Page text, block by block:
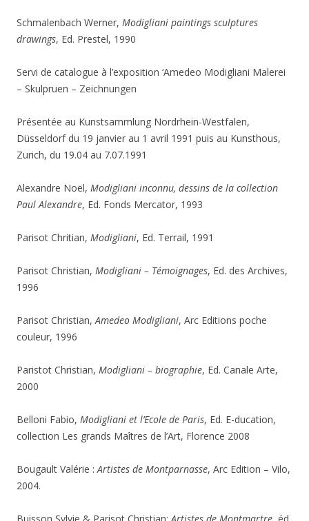
Schmalenbach Werner, Modigliani paintings sculptures
drawings, Ed. Prestel, 1990
Servi de catalogue à l’exposition ‘Amedeo Modigliani Malerei
– Skulpruen – Zeichnungen
Présentée au Kunstsammlung Nordrhein-Westfalen,
Düsseldorf du 19 janvier au 1 avril 1991 puis au Kunsthous,
Zurich, du 19.04 au 7.07.1991
Alexandre Noël, Modigliani inconnu, dessins de la collection
Paul Alexandre, Ed. Fonds Mercator, 1993
Parisot Chritian, Modigliani, Ed. Terrail, 1991
Parisot Christian, Modigliani – Témoignages, Ed. des Archives,
1996
Parisot Christian,Amedeo Modigliani, Arc Editions poche
couleur, 1996
Paristot Christian, Modigliani – biographie, Ed. Canale Arte,
2000
Belloni Fabio, Modigliani et l’Ecole de Paris, Ed. E-ducation,
collection Les grands Maîtres de l’Art, Florence 2008
Bougault Valérie :Artistes de Montparnasse, Arc Edition – Vilo,
2004.